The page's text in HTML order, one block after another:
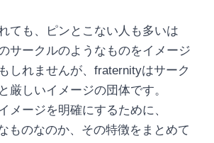
ても、ピンとこない人も多いは
サークルのようなものをイメージ
しれませんが、fraternityはサーク
厳しいイメージの団体です。
メージを明確にするために、
ものなのか、その特徴をまとめて